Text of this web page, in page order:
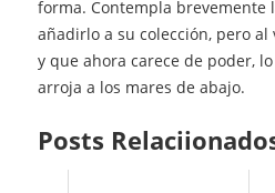
forma. Contempla brevemente
añadirlo a su colección, pero
y que ahora carece de poder,
arroja a los mares de abajo.
Posts